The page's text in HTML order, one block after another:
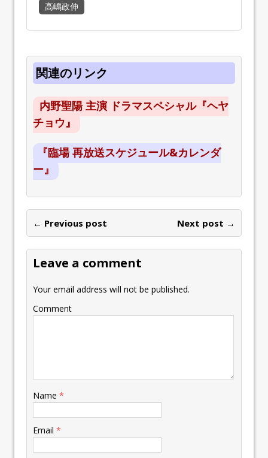
高嶋政伸
関連のリンク
内野聖陽 主演 ドラマスペシャル『ヘヤ
チョウ』
『臨場 再放送スケジュール&カレンダ
ー』
← Previous post Next post →
Leave a comment
Your email address will not be published.
Comment
Name *
Email *